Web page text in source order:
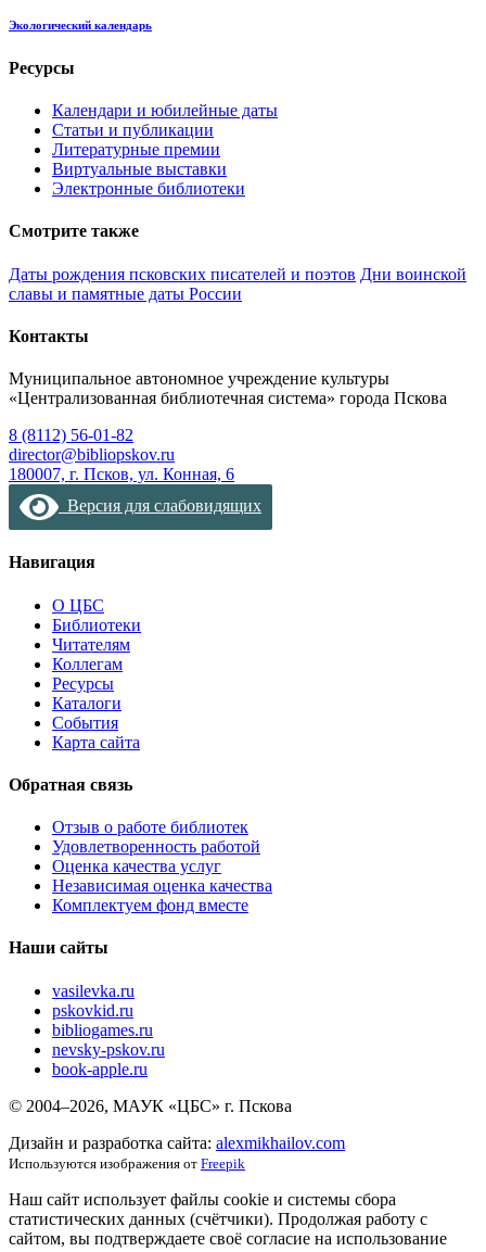
Экологический календарь
Ресурсы
Календари и юбилейные даты
Статьи и публикации
Литературные премии
Виртуальные выставки
Электронные библиотеки
Смотрите также
Даты рождения псковских писателей и поэтов Дни воинской
славы и памятные даты России
Контакты
Муниципальное автономное учреждение культуры
«Централизованная библиотечная система» города Пскова
8 (8112) 56-01-82
director@bibliopskov.ru
180007, г. Псков, ул. Конная, 6
Версия для слабовидящих
Навигация
О ЦБС
Библиотеки
Читателям
Коллегам
Ресурсы
Каталоги
События
Карта сайта
Обратная связь
Отзыв о работе библиотек
Удовлетворенность работой
Оценка качества услуг
Независимая оценка качества
Комплектуем фонд вместе
Наши сайты
vasilevka.ru
pskovkid.ru
bibliogames.ru
nevsky-pskov.ru
book-apple.ru
© 2004–2026, МАУК «ЦБС» г. Пскова
Дизайн и разработка сайта: alexmikhailov.com
Используются изображения от Freepik
Наш сайт использует файлы cookie и системы сбора
статистических данных (счётчики). Продолжая работу с
сайтом, вы подтверждаете своё согласие на использование